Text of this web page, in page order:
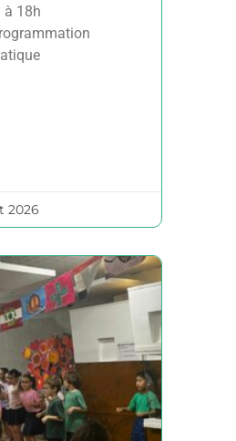
à 18h
2026